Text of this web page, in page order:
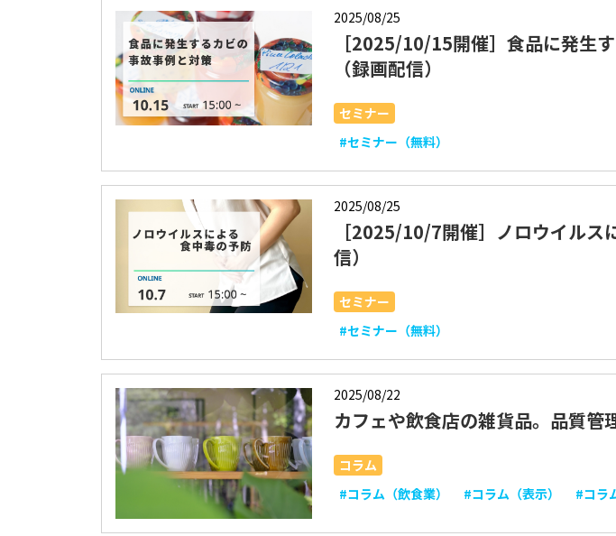
2025/08/25
［2025/10/15開催］食品に発生
（録画配信）
セミナー
#セミナー（無料）
2025/08/25
［2025/10/7開催］ノロウイルス
信）
セミナー
#セミナー（無料）
2025/08/22
カフェや飲食店の雑貨品。品質管
コラム
#コラム（飲食業）
#コラム（表示） #コラ